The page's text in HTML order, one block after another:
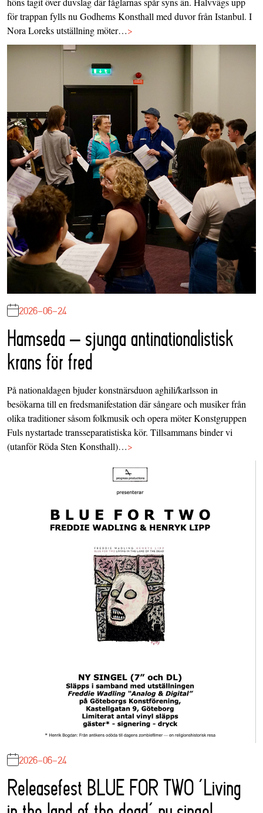
för trappan fylls nu Godhems Konsthall med duvor från Istanbul. I
Nora Loreks utställning möter…>
2026-06-24
Hamseda – sjunga antinationalistisk
krans för fred
På nationaldagen bjuder konstnärsduon aghili/karlsson in
besökarna till en fredsmanifestation där sångare och musiker från
olika traditioner såsom folkmusik och opera möter Konstgruppen
Fuls nystartade transseparatistiska kör. Tillsammans binder vi
(utanför Röda Sten Konsthall)…>
2026-06-24
Releasefest BLUE FOR TWO ‘Living